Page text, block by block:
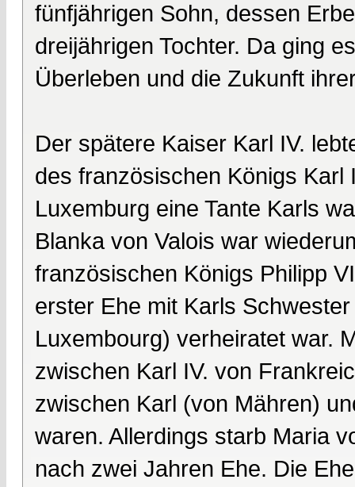
fünfjährigen Sohn, dessen
dreijährigen Tochter. Da ging
Überleben und die Zukunft
Der spätere Kaiser Karl IV.
des französischen Königs Karl
Luxemburg eine Tante Karls
Blanka von Valois war
französischen Königs Philipp
erster Ehe mit Karls
Luxembourg) verheiratet war.
zwischen Karl IV. von
zwischen Karl (von Mähren)
waren. Allerdings starb Maria
nach zwei Jahren Ehe. Die